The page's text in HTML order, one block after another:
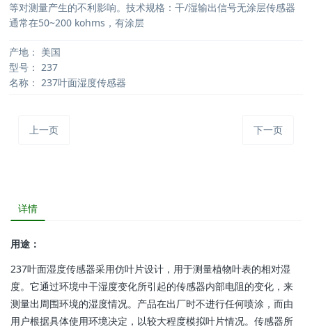
等对测量产生的不利影响。技术规格：干/湿输出信号无涂层传感器
通常在50~200 kohms，有涂层
产地： 美国
型号： 237
名称： 237叶面湿度传感器
上一页 下一页
详情
用途：
237叶面湿度传感器采用仿叶片设计，用于测量植物叶表的相对湿
度。它通过环境中干湿度变化所引起的传感器内部电阻的变化，来
测量出周围环境的湿度情况。产品在出厂时不进行任何喷涂，而由
用户根据具体使用环境决定，以较大程度模拟叶片情况。传感器所